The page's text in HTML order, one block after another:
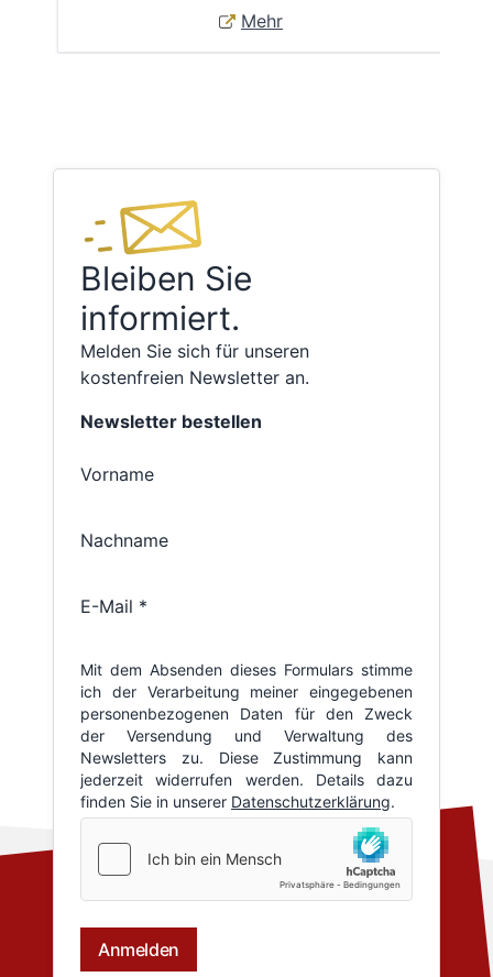
Mehr
Bleiben Sie
informiert.
Melden Sie sich für unseren
kostenfreien Newsletter an.